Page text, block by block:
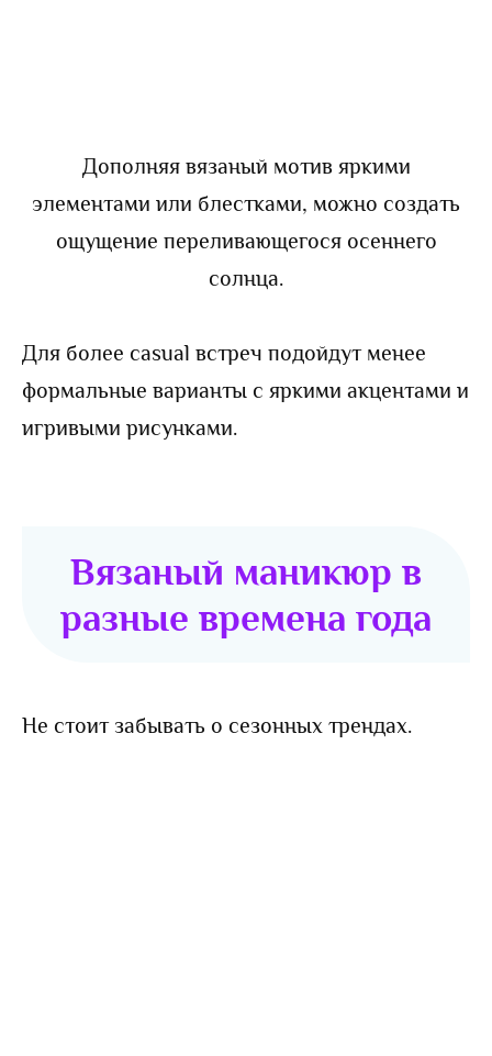
Дополняя вязаный мотив яркими
элементами или блестками, можно создать
ощущение переливающегося осеннего
солнца.
Для более casual встреч подойдут менее
формальные варианты с яркими акцентами и
игривыми рисунками.
Вязаный маникюр в
разные времена года
Не стоит забывать о сезонных трендах.